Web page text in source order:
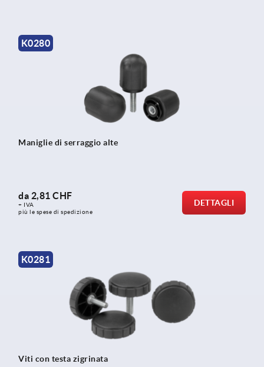
K0280
Maniglie di serraggio alte
da 2,81 CHF
+ IVA
più le spese di spedizione
DETTAGLI
K0281
Viti con testa zigrinata